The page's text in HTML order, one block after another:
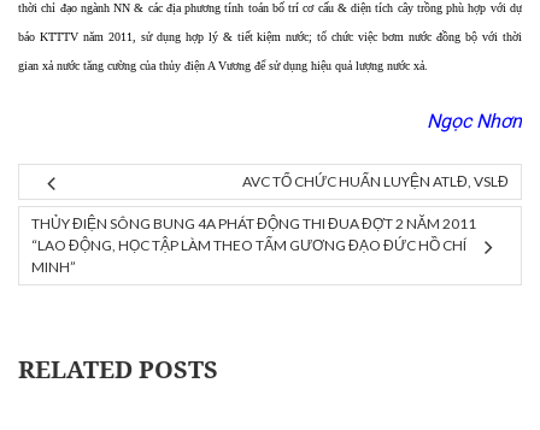
thời chỉ đạo ngành NN & các địa phương tính toán bố trí cơ cấu & diện tích cây trồng phù hợp với dự
báo KTTTV năm 2011, sử dụng hợp lý & tiết kiệm nước; tổ chức việc bơm nước đồng bộ với thời
gian xả nước tăng cường của thủy điện A Vương để sử dụng hiệu quả lượng nước xả.
Ngọc Nhơn
AVC TỔ CHỨC HUẤN LUYỆN ATLĐ, VSLĐ
THỦY ĐIỆN SÔNG BUNG 4A PHÁT ĐỘNG THI ĐUA ĐỢT 2 NĂM 2011
“LAO ĐỘNG, HỌC TẬP LÀM THEO TẤM GƯƠNG ĐẠO ĐỨC HỒ CHÍ
MINH”
RELATED POSTS